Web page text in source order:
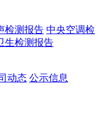
检测报告 中央空调检
生检测报告
动态 公示信息